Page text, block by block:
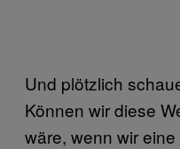
Und plötzlich
Können wir diese
wäre, wenn wir